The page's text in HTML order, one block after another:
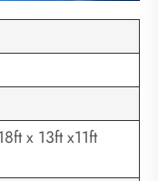
x 13ft x11ft